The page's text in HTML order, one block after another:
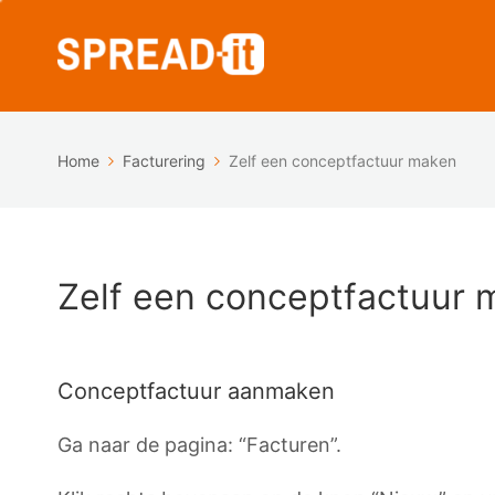
Home Facturering Zelf een conceptfactuur maken
Zelf een conceptfactuur
Conceptfactuur aanmaken
Ga naar de pagina: “Facturen”.